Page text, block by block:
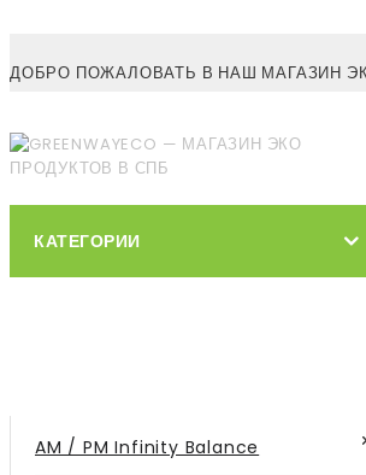
ДОБРО ПОЖАЛОВАТЬ В НАШ МАГАЗИН
КАТЕГОРИИ
AM / PM Infinity Balance